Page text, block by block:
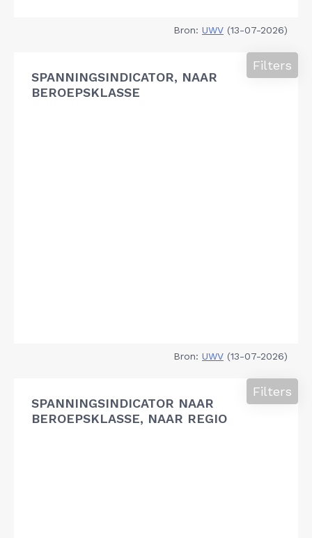
Bron: UWV (13-07-2026)
SPANNINGSINDICATOR, NAAR
BEROEPSKLASSE
Filters
Bron: UWV (13-07-2026)
SPANNINGSINDICATOR NAAR
BEROEPSKLASSE, NAAR REGIO
Filters